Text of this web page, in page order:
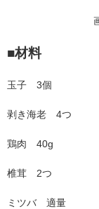
■材料
玉子 3個
剥き海老 4つ
鶏肉 40g
椎茸 2つ
ミツバ 適量